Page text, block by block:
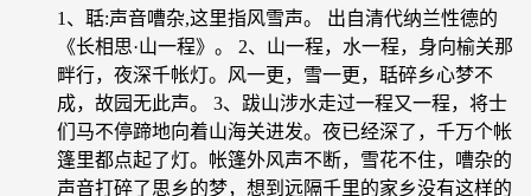
1、聒:声音嘈杂,这里指风雪声。 出自清代纳兰性德的
《长相思·山一程》。 2、山一程，水一程，身向榆关那
畔行，夜深千帐灯。风一更，雪一更，聒碎乡心梦不
成，故园无此声。 3、跋山涉水走过一程又一程，将士
们马不停蹄地向着山海关进发。夜已经深了，千万个帐
篷里都点起了灯。帐篷外风声不断，雪花不住，嘈杂的
声音打碎了思乡的梦，想到远隔千里的家乡没有这样的